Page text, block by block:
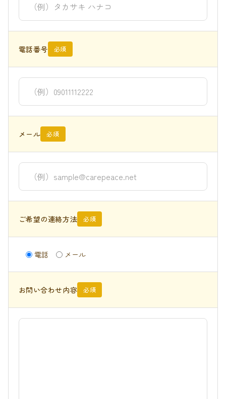
電話番号 必須
メール 必須
ご希望の連絡方法 必須
電話 メール
お問い合わせ内容 必須